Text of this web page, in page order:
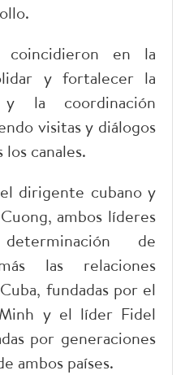
en la
y fortalecer la
y la coordinación
visitas y diálogos
canales.
dirigente cubano y
ambos líderes
de
las relaciones
fundadas por el
y el líder Fidel
por generaciones
ambos países.